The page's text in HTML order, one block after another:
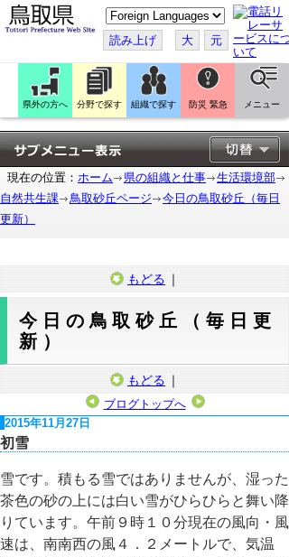
こ
の
ペ
ー
ジ
翻
訳
す
る
読み上げ 大 元
県外の方へ 分野で探す 組織で探す 防災 緊急 メニュー
現在の位置： ホーム 県の組織と仕事
生活環境部
自然共生課
鳥取砂丘ページ
今日の鳥取砂丘（毎日
更新）
もどる ｜
今日の鳥取砂丘（毎日更
新）
もどる ｜
ブログトップへ
2015年11月27日
初雪
雪です。積もる雪ではありませんが、湿った
茶色の砂の上には白い雪がひらひらと舞い降
りています。午前９時１０分現在の風向・風
速は、南南西の風４．２メートルで、気温